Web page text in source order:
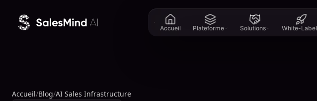
Accueil Plateforme Solutions White-Label
Accueil/Blog/AI Sales Infrastructure